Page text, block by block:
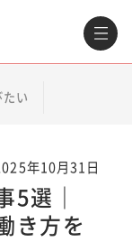
たい
年10月31日
5選｜
き方を